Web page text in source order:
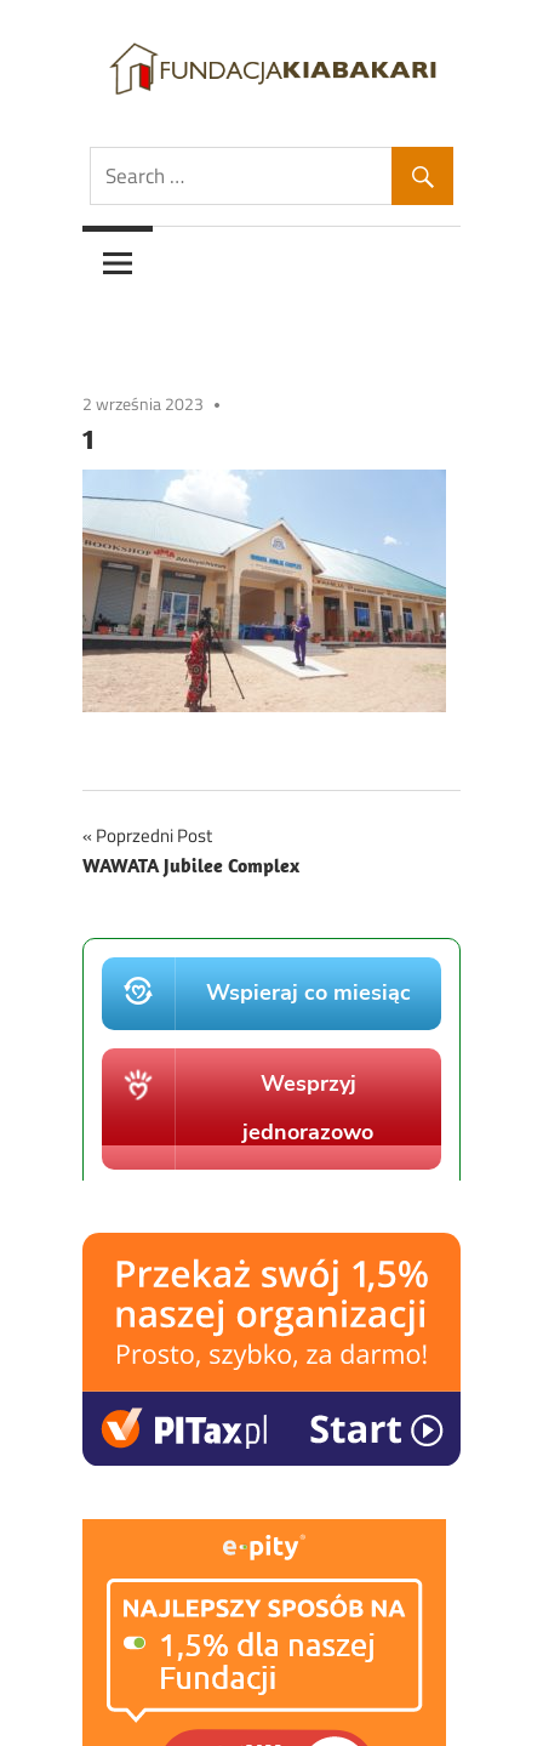
content
Fundacja
Kiabakari
Kiabakari
2 września 2023
1
Nawigacja
wpisu
Poprzedni Post
WAWATA Jubilee Complex